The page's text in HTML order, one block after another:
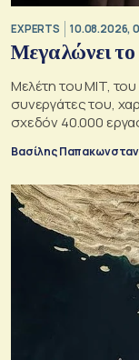
EXPERTS 10.08.2026,
Μεγαλώνει
Mελέτη του MIT,
συνεργάτες του,
σχεδόν 40.000
Βασίλης